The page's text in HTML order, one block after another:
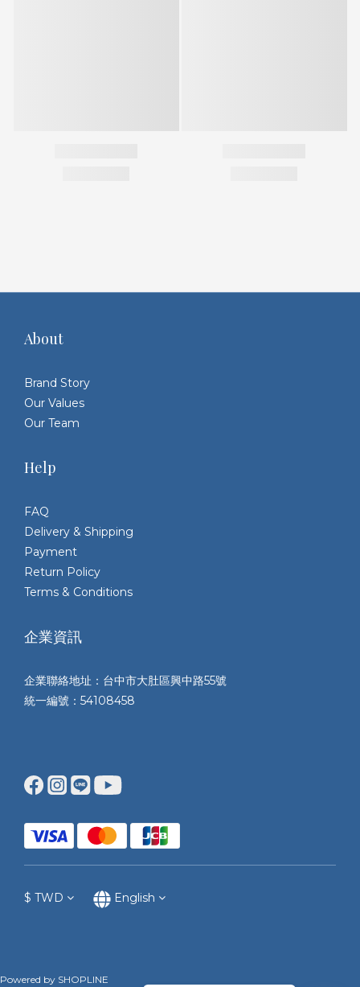
About
Brand Story
Our Values
Our Team
Help
FAQ
Delivery & Shipping
Payment
Return Policy
Terms & Conditions
企業資訊
企業聯絡地址：台中市大肚區興中路55號
統一編號：54108458
$ TWD English
Powered by SHOPLINE